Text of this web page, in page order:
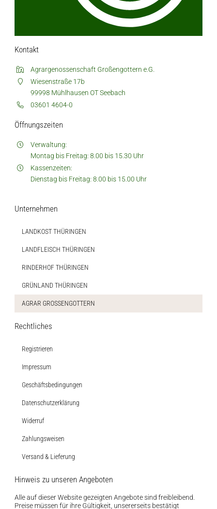
Kontakt
Agrargenossenschaft Großengottern e.G.
Wiesenstraße 17b
99998 Mühlhausen OT Seebach
03601 4604-0
Öffnungszeiten
Verwaltung:
Montag bis Freitag: 8.00 bis 15.30 Uhr
Kassenzeiten:
Dienstag bis Freitag: 8.00 bis 15.00 Uhr
Unternehmen
LANDKOST THÜRINGEN
LANDFLEISCH THÜRINGEN
RINDERHOF THÜRINGEN
GRÜNLAND THÜRINGEN
AGRAR GROSSENGOTTERN
Rechtliches
Registrieren
Impressum
Geschäftsbedingungen
Datenschutzerklärung
Widerruf
Zahlungsweisen
Versand & Lieferung
Hinweis zu unseren Angeboten
Alle auf dieser Website gezeigten Angebote sind freibleibend.
Preise müssen für ihre Gültigkeit, unsererseits bestätigt
Auf dieser Seite
Hofladen Seebach
Weitere Verkaufsstellen
Über uns